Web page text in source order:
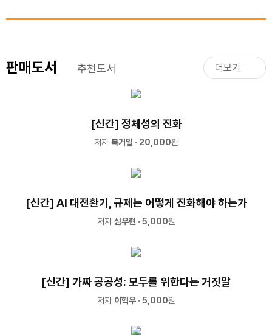
판매도서 추천도서 더보기
[신간] 정체성의 진화
저자 복거일 · 20,000원
[신간] AI 대전환기, 규제는 어떻게 진화해야 하는가
저자 심우현 · 5,000원
[신간] 가짜 공공성: 모두를 위한다는 거짓말
저자 이혁우· 5,000원